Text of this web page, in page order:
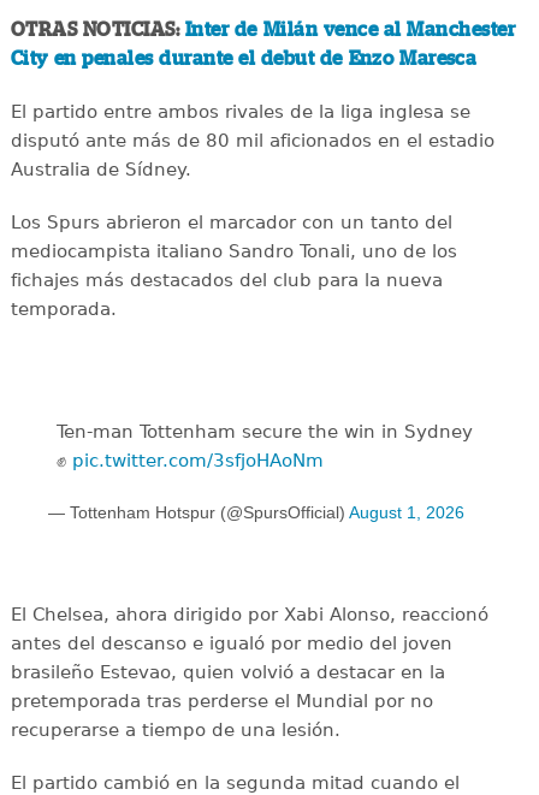
OTRAS NOTICIAS: Inter de Milán vence al Manchester
City en penales durante el debut de Enzo Maresca
El partido entre ambos rivales de la liga inglesa se
disputó ante más de 80 mil aficionados en el estadio
Australia de Sídney.
Los Spurs abrieron el marcador con un tanto del
mediocampista italiano Sandro Tonali, uno de los
fichajes más destacados del club para la nueva
temporada.
Ten-man Tottenham secure the win in Sydney
✊ pic.twitter.com/3sfjoHAoNm
— Tottenham Hotspur (@SpursOfficial) August 1, 2026
El Chelsea, ahora dirigido por Xabi Alonso, reaccionó
antes del descanso e igualó por medio del joven
brasileño Estevao, quien volvió a destacar en la
pretemporada tras perderse el Mundial por no
recuperarse a tiempo de una lesión.
El partido cambió en la segunda mitad cuando el